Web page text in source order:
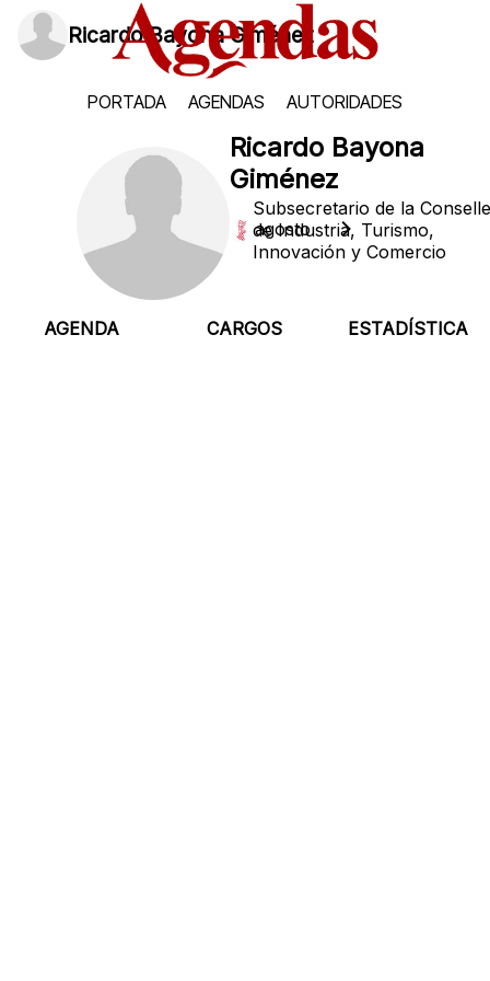
Ricardo Bayona Giménez
PORTADA AGENDAS AUTORIDADES
Ricardo Bayona
Giménez
Subsecretario de la
de Industria, Turismo,
Innovación y Comercio
AGENDA CARGOS ESTADÍSTICA
Domingo, 9 de agosto